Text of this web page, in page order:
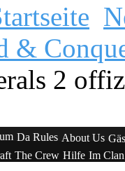
&
2
Da Rules About Us
The Crew Hilfe Im